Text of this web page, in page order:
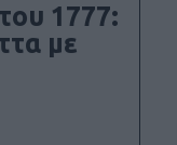
1777:
με